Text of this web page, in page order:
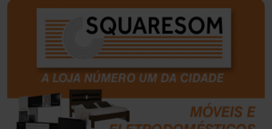
Bom Jesus da Lapa (506)
Boquira (152)
Botuporã
Brasil (7679)